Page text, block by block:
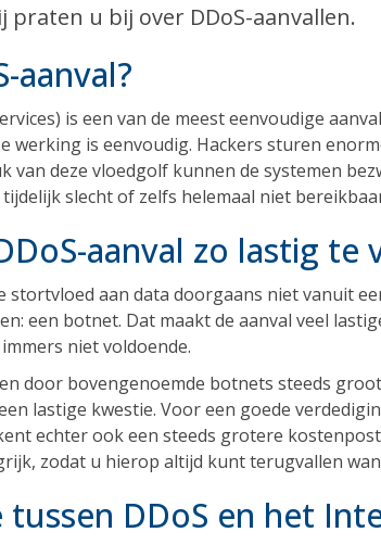
praten u bij over DDoS-aanvallen.
aanval?
is een van de meest eenvoudige
werking is eenvoudig. Hackers sturen
van deze vloedgolf kunnen de systemen
slecht of zelfs helemaal niet
aanval zo lastig te
stortvloed aan data doorgaans niet vanuit
een botnet. Dat maakt de aanval veel
niet voldoende.
door bovengenoemde botnets steeds
lastige kwestie. Voor een goede
echter ook een steeds grotere
zodat u hierop altijd kunt terugvallen
DDoS en het